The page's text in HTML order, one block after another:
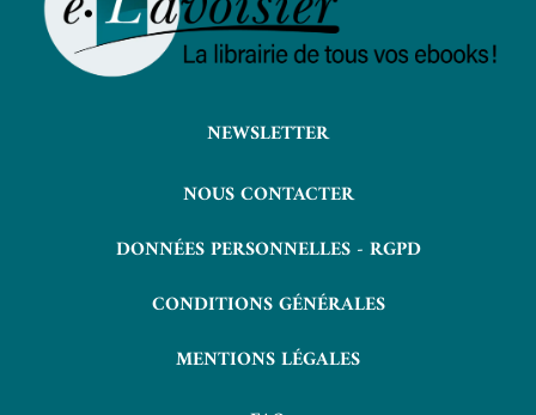
NEWSLETTER
NOUS CONTACTER
DONNÉES PERSONNELLES - RGPD
CONDITIONS GÉNÉRALES
MENTIONS LÉGALES